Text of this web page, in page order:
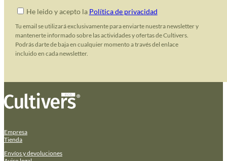
He leido y acepto la Política de privacidad
Tu email se utilizará exclusivamente para enviarte nuestra newsletter y
mantenerte informado sobre las actividades y ofertas de Cultivers.
Podrás darte de baja en cualquier momento a través del enlace
incluido en cada newsletter.
Empresa
Tienda
Envíos y devoluciones